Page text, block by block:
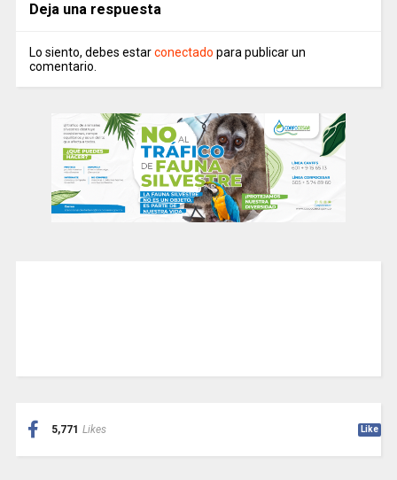
Deja una respuesta
Lo siento, debes estarconectado para publicar un
comentario.
5,771 Likes Like